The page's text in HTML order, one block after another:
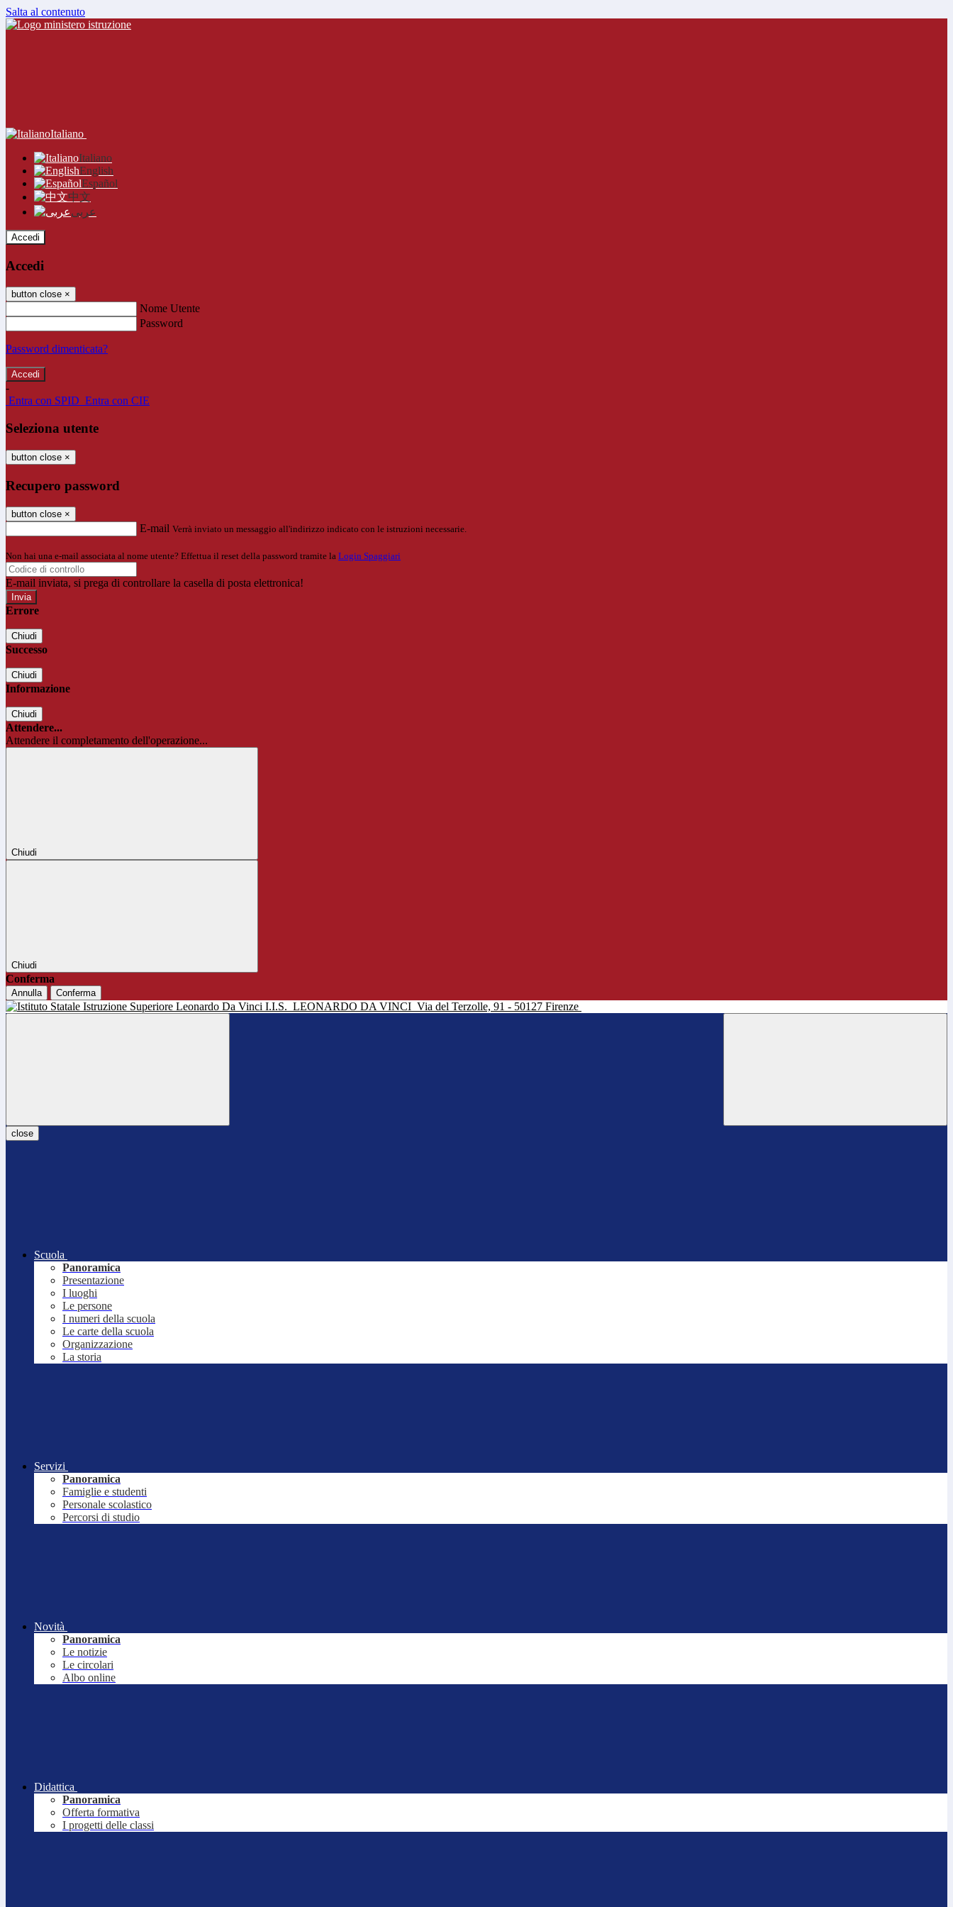
Salta al contenuto
Italiano
Italiano
English
Español
中文
عربى
Accedi
Accedi
button close ×
Nome Utente
Password
Password dimenticata?
-
Entra con SPID Entra con CIE
Seleziona utente
button close ×
Recupero password
button close ×
E-mail Verrà inviato un messaggio all'indirizzo indicato con le istruzioni necessarie.
Non hai una e-mail associata al nome utente? Effettua il reset della password tramite la Login Spaggiari
E-mail inviata, si prega di controllare la casella di posta elettronica!
Errore
Chiudi
Successo
Chiudi
Informazione
Chiudi
Attendere...
Attendere il completamento dell'operazione...
Chiudi
Chiudi
Conferma
Annulla Conferma
I.I.S. LEONARDO DA VINCI Via del Terzolle, 91 - 50127 Firenze
close
Scuola
Panoramica
Presentazione
I luoghi
Le persone
I numeri della scuola
Le carte della scuola
Organizzazione
La storia
Servizi
Panoramica
Famiglie e studenti
Personale scolastico
Percorsi di studio
Novità
Panoramica
Le notizie
Le circolari
Albo online
Didattica
Panoramica
Offerta formativa
I progetti delle classi